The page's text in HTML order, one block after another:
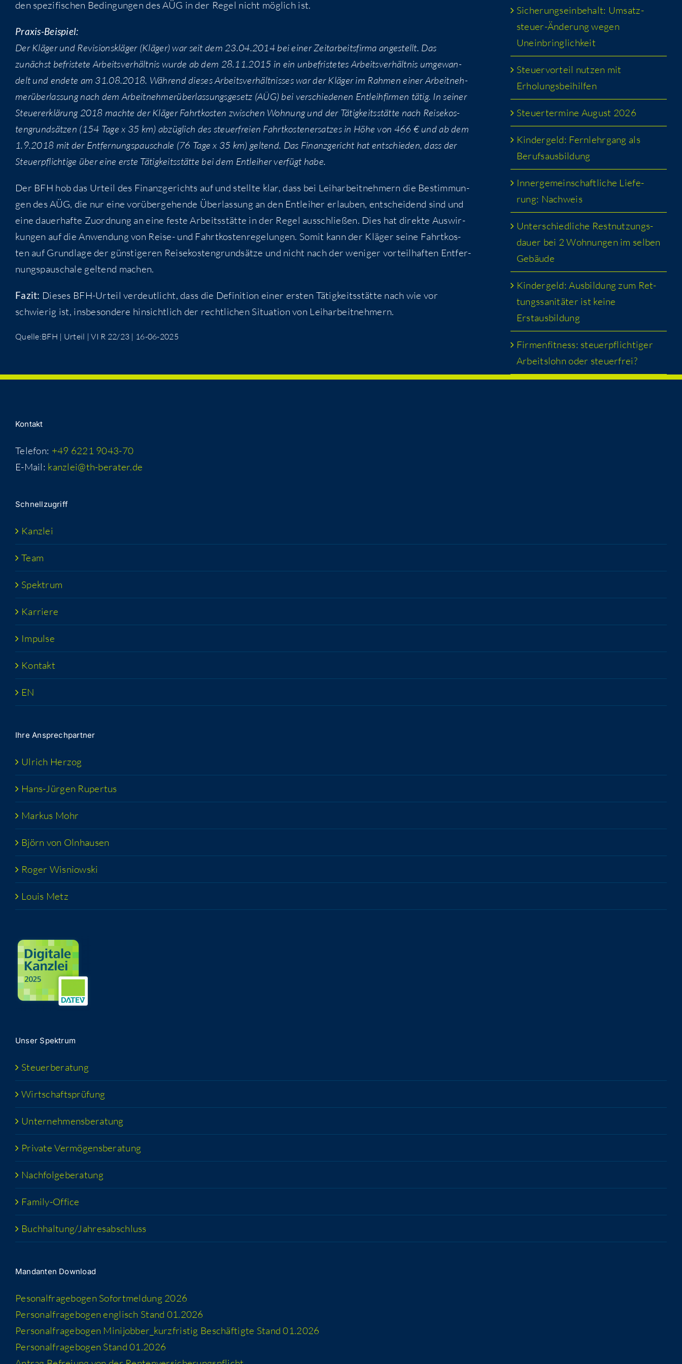
den spe­zi­fi­schen Bedin­gun­gen des AÜG in der Regel nicht mög­lich ist.
Pra­xis-Bei­spiel:
Der Klä­ger und Revi­si­ons­klä­ger (Klä­ger) war seit dem 23.04.2014 bei einer Zeit­ar­beits­fir­ma ange­stellt. Das
zunächst befris­te­te Arbeits­ver­hält­nis wur­de ab dem 28.11.2015 in ein unbe­fris­te­tes Arbeits­ver­hält­nis umge­wan­
delt und ende­te am 31.08.2018. Wäh­rend die­ses Arbeits­ver­hält­nis­ses war der Klä­ger im Rah­men einer Arbeit­neh­
mer­über­las­sung nach dem Arbeit­neh­mer­über­las­sungs­ge­setz (AÜG) bei ver­schie­de­nen Ent­leih­fir­men tätig. In sei­ner
Steu­er­erklä­rung 2018 mach­te der Klä­ger Fahrt­kos­ten zwi­schen Woh­nung und der Tätig­keits­stät­te nach Rei­se­kos­
ten­grund­sät­zen (154 Tage x 35 km) abzüg­lich des steu­er­frei­en Fahrt­kos­ten­er­sat­zes in Höhe von 466 € und ab dem
1.9.2018 mit der Ent­fer­nungs­pau­scha­le (76 Tage x 35 km) gel­tend. Das Finanz­ge­richt hat ent­schie­den, dass der
Steu­er­pflich­ti­ge über eine ers­te Tätig­keits­stät­te bei dem Ent­lei­her ver­fügt habe.
Der BFH hob das Urteil des Finanz­ge­richts auf und stell­te klar, dass bei Leih­ar­beit­neh­mern die Bestim­mun­
gen des AÜG, die nur eine vor­über­ge­hen­de Über­las­sung an den Ent­lei­her erlau­ben, ent­schei­dend sind und
eine dau­er­haf­te Zuord­nung an eine fes­te Arbeits­stät­te in der Regel aus­schlie­ßen. Dies hat direk­te Aus­wir­
kun­gen auf die Anwen­dung von Rei­se- und Fahrt­kos­ten­re­ge­lun­gen. Somit kann der Klä­ger sei­ne Fahrt­kos­
ten auf Grund­la­ge der güns­ti­ge­ren Rei­se­kos­ten­grund­sät­ze und nicht nach der weni­ger vor­teil­haf­ten Ent­fer­
nungs­pau­scha­le gel­tend machen.
Fazit: Die­ses BFH-Urteil ver­deut­licht, dass die Defi­ni­ti­on einer ers­ten Tätig­keits­stät­te nach wie vor
schwie­rig ist, ins­be­son­de­re hin­sicht­lich der recht­li­chen Situa­ti­on von Leiharbeitnehmern.
Quelle:BFH | Urteil | VI R 22/23 | 16-06-2025
Siche­rungs­ein­be­halt: Umsatz­
steu­er-Ände­rung wegen
Uneinbringlichkeit
Steu­er­vor­teil nut­zen mit
Erholungsbeihilfen
Steu­er­ter­mi­ne August 2026
Kin­der­geld: Fern­lehr­gang als
Berufsausbildung
Inner­ge­mein­schaft­li­che Lie­fe­
rung: Nachweis
Unter­schied­li­che Rest­nut­zungs­
dau­er bei 2 Woh­nun­gen im sel­ben
Gebäude
Kin­der­geld: Aus­bil­dung zum Ret­
tungs­sa­ni­tä­ter ist kei­ne
Erstausbildung
Fir­men­fit­ness: steu­er­pflich­ti­ger
Arbeits­lohn oder steuerfrei?
Kon­takt
Telefon: +49 6221 9043-70
E-Mail: kanzlei@th-berater.de
Schnell­zu­griff
Kanz­lei
Team
Spek­trum
Kar­rie­re
Impul­se
Kon­takt
EN
Ihre Ansprech­part­ner
Ulrich Her­zog
Hans-Jür­­gen Rupertus
Mar­kus Mohr
Björn von Olnhausen
Roger Wis­niow­ski
Lou­is Metz
Unser Spek­trum
Steu­er­be­ra­tung
Wirt­schafts­prü­fung
Unter­neh­mens­be­ra­tung
Pri­va­te Vermögensberatung
Nach­fol­ge­be­ra­tung
Fami­­ly-Office
Buchhaltung/​​Jahresabschluss
Man­dan­ten Download
Peso­nal­fra­ge­bo­gen Sofort­mel­dung 2026
Per­so­nal­fra­ge­bo­gen eng­lisch Stand 01.2026
Per­so­nal­fra­ge­bo­gen Minijobber_​kurzfristig Beschäf­tig­te Stand 01.2026
Per­so­nal­fra­ge­bo­gen Stand 01.2026